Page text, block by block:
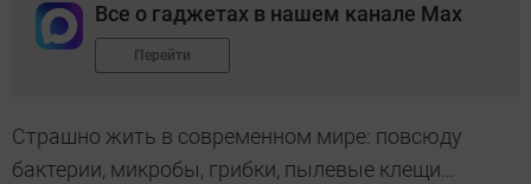
Все о гаджетах в нашем канале Max
Перейти
Страшно жить в современном мире: повсюду
бактерии, микробы, грибки, пылевые клещи…